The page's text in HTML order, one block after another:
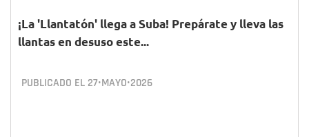
¡La 'Llantatón' llega a Suba! Prepárate y lleva las
llantas en desuso este...
PUBLICADO EL 27•MAYO•2026